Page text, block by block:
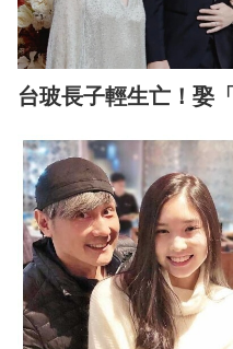
台玻長子輕生亡！娶